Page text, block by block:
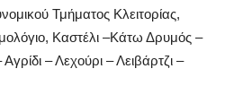
Τμήματος Κλειτορίας,
Καστέλι –Κάτω Δρυμός –
– Λεχούρι – Λειβάρτζι –